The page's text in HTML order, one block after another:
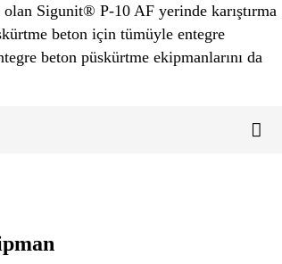
Sigunit® P-10 AF yerinde karıştırma
beton için tümüyle entegre
beton püskürtme ekipmanlarını da